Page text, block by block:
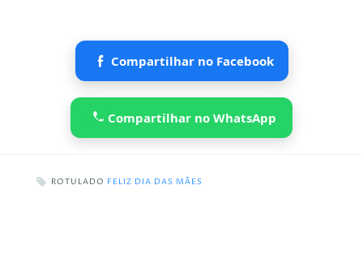
Compartilhar no Facebook
Compartilhar no WhatsApp
ROTULADO FELIZ DIA DAS MÃES